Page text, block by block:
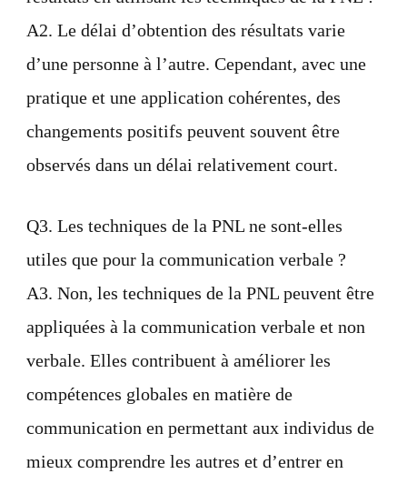
A2. Le délai d’obtention des résultats varie
d’une personne à l’autre. Cependant, avec une
pratique et une application cohérentes, des
changements positifs peuvent souvent être
observés dans un délai relativement court.
Q3. Les techniques de la PNL ne sont-elles
utiles que pour la communication verbale ?
A3. Non, les techniques de la PNL peuvent être
appliquées à la communication verbale et non
verbale. Elles contribuent à améliorer les
compétences globales en matière de
communication en permettant aux individus de
mieux comprendre les autres et d’entrer en